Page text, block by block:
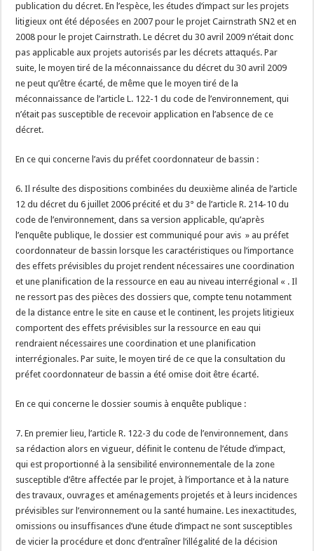
publication du décret. En l’espèce, les études d’impact sur les projets
litigieux ont été déposées en 2007 pour le projet Cairnstrath SN2 et en
2008 pour le projet Cairnstrath. Le décret du 30 avril 2009 n’était donc
pas applicable aux projets autorisés par les décrets attaqués. Par
suite, le moyen tiré de la méconnaissance du décret du 30 avril 2009
ne peut qu’être écarté, de même que le moyen tiré de la
méconnaissance de l’article L. 122-1 du code de l’environnement, qui
n’était pas susceptible de recevoir application en l’absence de ce
décret.
En ce qui concerne l’avis du préfet coordonnateur de bassin :
6. Il résulte des dispositions combinées du deuxième alinéa de l’article
12 du décret du 6 juillet 2006 précité et du 3° de l’article R. 214-10 du
code de l’environnement, dans sa version applicable, qu’après
l’enquête publique, le dossier est communiqué pour avis » au préfet
coordonnateur de bassin lorsque les caractéristiques ou l’importance
des effets prévisibles du projet rendent nécessaires une coordination
et une planification de la ressource en eau au niveau interrégional « . Il
ne ressort pas des pièces des dossiers que, compte tenu notamment
de la distance entre le site en cause et le continent, les projets litigieux
comportent des effets prévisibles sur la ressource en eau qui
rendraient nécessaires une coordination et une planification
interrégionales. Par suite, le moyen tiré de ce que la consultation du
préfet coordonnateur de bassin a été omise doit être écarté.
En ce qui concerne le dossier soumis à enquête publique :
7. En premier lieu, l’article R. 122-3 du code de l’environnement, dans
sa rédaction alors en vigueur, définit le contenu de l’étude d’impact,
qui est proportionné à la sensibilité environnementale de la zone
susceptible d’être affectée par le projet, à l’importance et à la nature
des travaux, ouvrages et aménagements projetés et à leurs incidences
prévisibles sur l’environnement ou la santé humaine. Les inexactitudes,
omissions ou insuffisances d’une étude d’impact ne sont susceptibles
de vicier la procédure et donc d’entraîner l’illégalité de la décision